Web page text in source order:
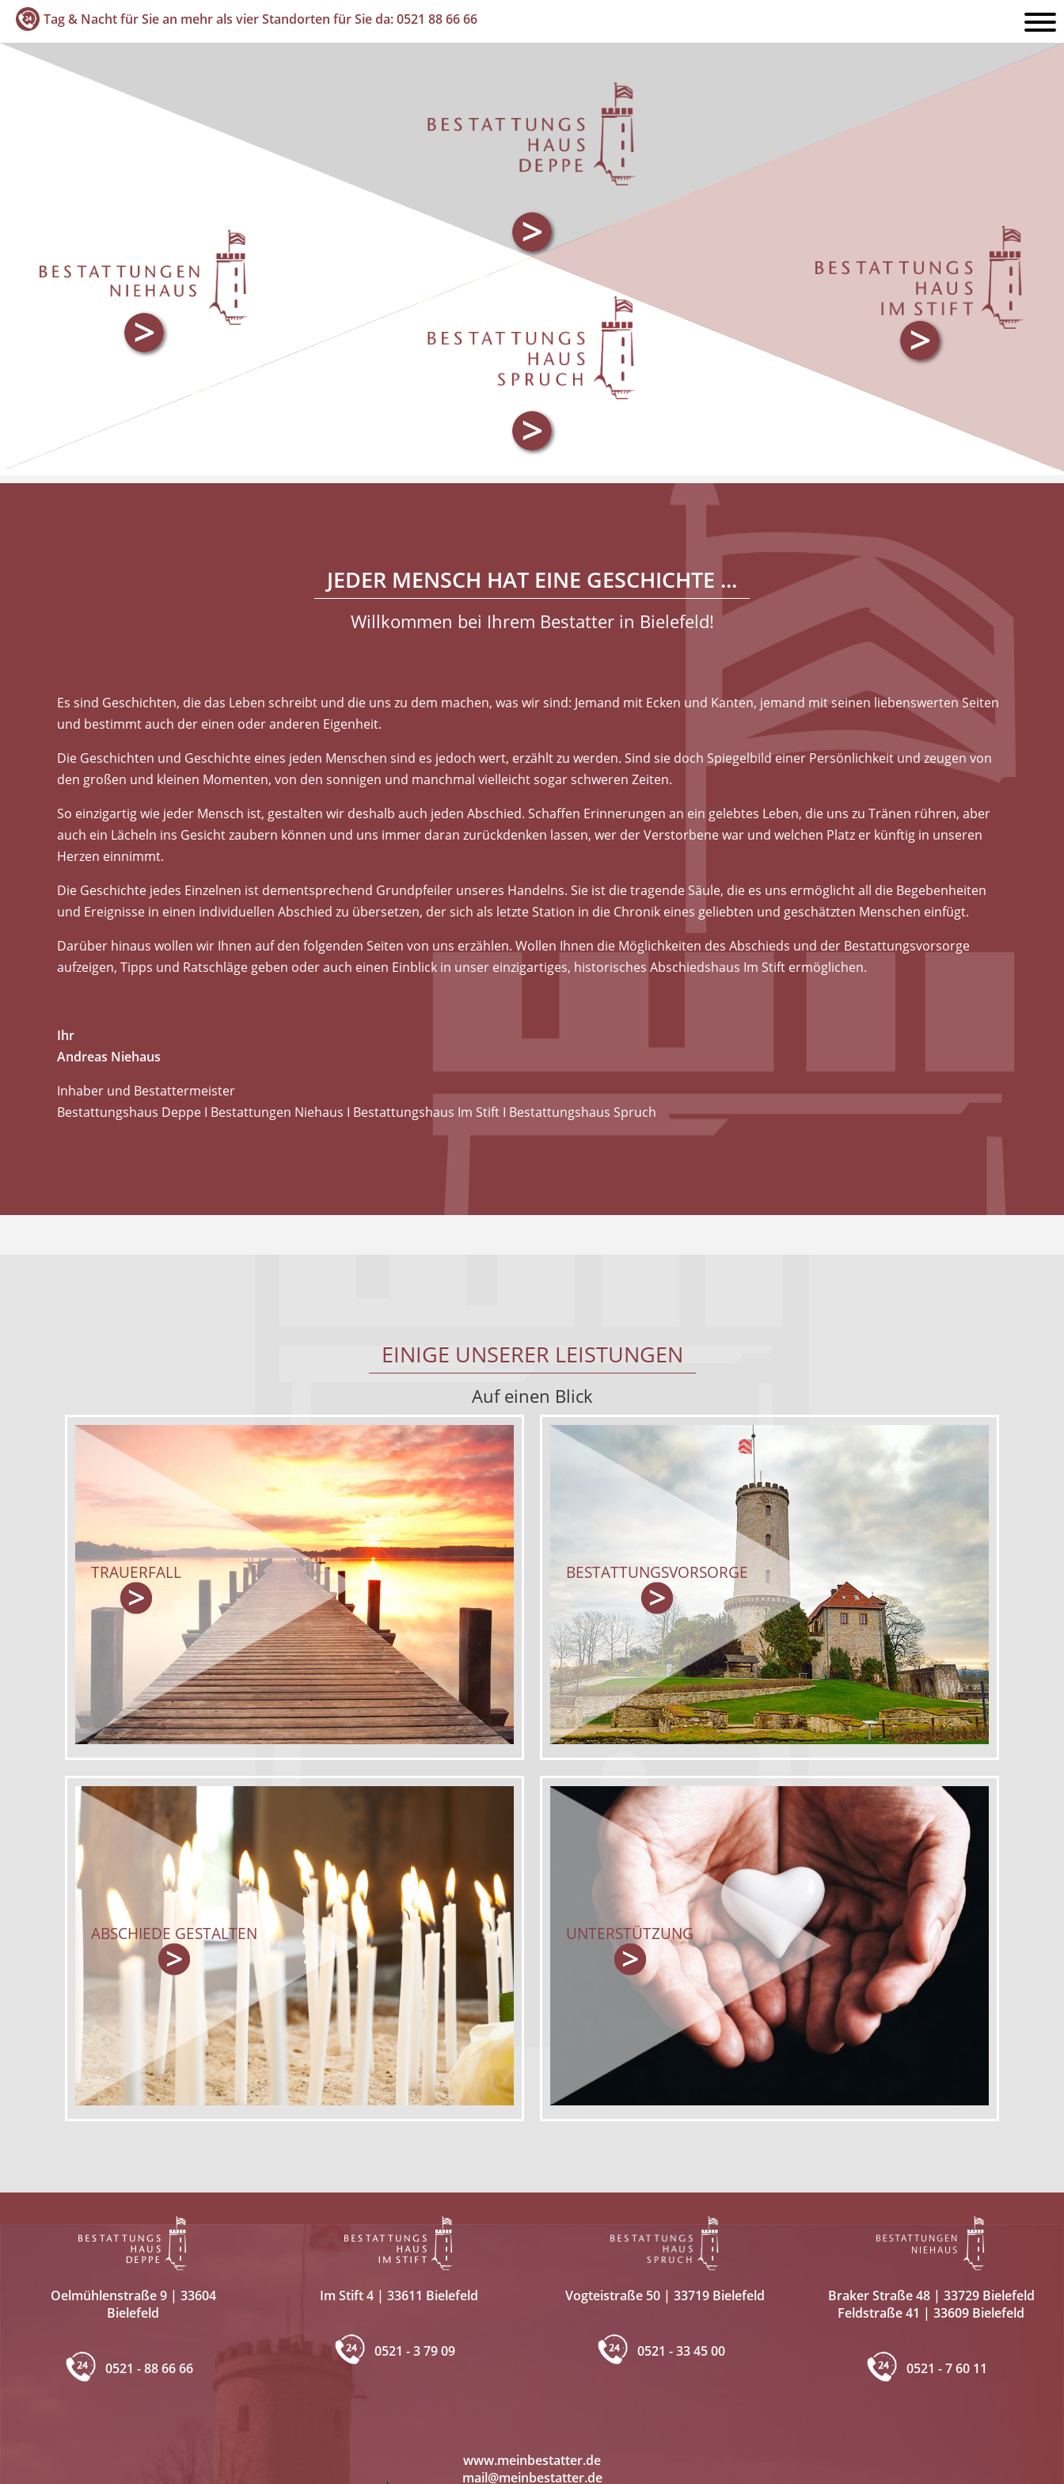
Tag & Nacht für Sie an mehr als vier Standorten für Sie da: 0521 88 66 66
JEDER MENSCH HAT EINE GESCHICHTE ...
Willkommen bei Ihrem Bestatter in Bielefeld!
Es sind Geschichten, die das Leben schreibt und die uns zu dem machen, was wir sind: Jemand mit Ecken und Kanten, jemand mit seinen liebenswerten Seiten
und bestimmt auch der einen oder anderen Eigenheit.
Die Geschichten und Geschichte eines jeden Menschen sind es jedoch wert, erzählt zu werden. Sind sie doch Spiegelbild einer Persönlichkeit und zeugen von
den großen und kleinen Momenten, von den sonnigen und manchmal vielleicht sogar schweren Zeiten.
So einzigartig wie jeder Mensch ist, gestalten wir deshalb auch jeden Abschied. Schaffen Erinnerungen an ein gelebtes Leben, die uns zu Tränen rühren, aber
auch ein Lächeln ins Gesicht zaubern können und uns immer daran zurückdenken lassen, wer der Verstorbene war und welchen Platz er künftig in unseren
Herzen einnimmt.
Die Geschichte jedes Einzelnen ist dementsprechend Grundpfeiler unseres Handelns. Sie ist die tragende Säule, die es uns ermöglicht all die Begebenheiten
und Ereignisse in einen individuellen Abschied zu übersetzen, der sich als letzte Station in die Chronik eines geliebten und geschätzten Menschen einfügt.
Darüber hinaus wollen wir Ihnen auf den folgenden Seiten von uns erzählen. Wollen Ihnen die Möglichkeiten des Abschieds und der Bestattungsvorsorge
aufzeigen, Tipps und Ratschläge geben oder auch einen Einblick in unser einzigartiges, historisches Abschiedshaus Im Stift ermöglichen.
Ihr
Andreas Niehaus
Inhaber und Bestattermeister
Bestattungshaus Deppe I Bestattungen Niehaus I Bestattungshaus Im Stift I Bestattungshaus Spruch
EINIGE UNSERER LEISTUNGEN
Auf einen Blick
TRAUERFALL BESTATTUNGSVORSORGE
ABSCHIEDE GESTALTEN UNTERSTÜTZUNG
Oelmühlenstraße 9 | 33604
Bielefeld
0521 - 88 66 66
Im Stift 4 | 33611 Bielefeld
0521 - 3 79 09
Vogteistraße 50 | 33719 Bielefeld
0521 - 33 45 00
Braker Straße 48 | 33729 Bielefeld
Feldstraße 41 | 33609 Bielefeld
0521 - 7 60 11
www.meinbestatter.de
mail@meinbestatter.de